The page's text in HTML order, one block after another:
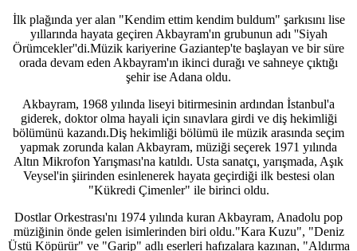
İlk plağında yer alan "Kendim ettim kendim buldum" şarkısını lise
yıllarında hayata geçiren Akbayram'ın grubunun adı ''Siyah
Örümcekler''di.Müzik kariyerine Gaziantep'te başlayan ve bir süre
orada devam eden Akbayram'ın ikinci durağı ve sahneye çıktığı
şehir ise Adana oldu.
Akbayram, 1968 yılında liseyi bitirmesinin ardından İstanbul'a
giderek, doktor olma hayali için sınavlara girdi ve diş hekimliği
bölümünü kazandı.Diş hekimliği bölümü ile müzik arasında seçim
yapmak zorunda kalan Akbayram, müziği seçerek 1971 yılında
Altın Mikrofon Yarışması'na katıldı. Usta sanatçı, yarışmada, Aşık
Veysel'in şiirinden esinlenerek hayata geçirdiği ilk bestesi olan
"Kükredi Çimenler" ile birinci oldu.
Dostlar Orkestrası'nı 1974 yılında kuran Akbayram, Anadolu pop
müziğinin önde gelen isimlerinden biri oldu."Kara Kuzu", "Deniz
Üstü Köpürür" ve "Garip" adlı eserleri hafızalara kazınan, "Aldırma